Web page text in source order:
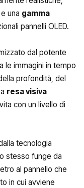
e una gamma
pannelli OLED.
dal potente
le immagini in tempo
profondità, del
resa visiva
con un livello di
tecnologia
stesso funge da
al pannello che
in cui avviene